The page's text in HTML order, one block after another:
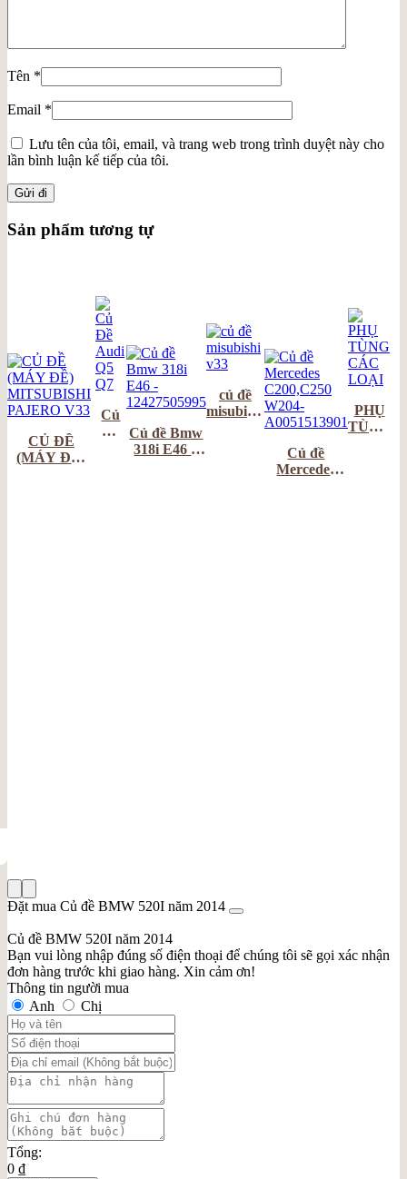
Tên *
Email *
Lưu tên của tôi, email, và trang web trong trình duyệt này cho
lần bình luận kế tiếp của tôi.
Sản phẩm tương tự
CỦ ĐỀ
(MÁY ĐỀ)
Củ
Đề
Củ đề Bmw
318i E46 –
củ đề
misubishi
Củ đề
Mercedes
PHỤ
TÙNG
Đặt mua Củ đề BMW 520I năm 2014
Củ đề BMW 520I năm 2014
Bạn vui lòng nhập đúng số điện thoại để chúng tôi sẽ gọi xác nhận
đơn hàng trước khi giao hàng. Xin cảm ơn!
Thông tin người mua
Anh
Chị
Tổng:
0 ₫